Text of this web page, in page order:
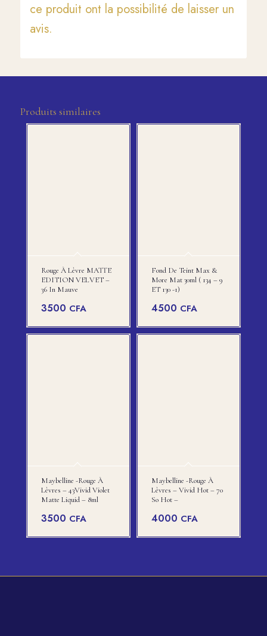
ce produit ont la possibilité de laisser un
avis.
Produits similaires
Rouge À Lèvre MATTE
EDITION VELVET –
36 In Mauve
3500 CFA
Fond De Teint Max &
More Mat 30ml ( 134 – 9
ET 130 -1)
4500 CFA
Maybelline -rouge À
Lèvres – 43Vivid Violet
Matte Liquid – 8ml
3500 CFA
Maybelline -rouge À
Lèvres – Vivid Hot – 70
So Hot –
4000 CFA